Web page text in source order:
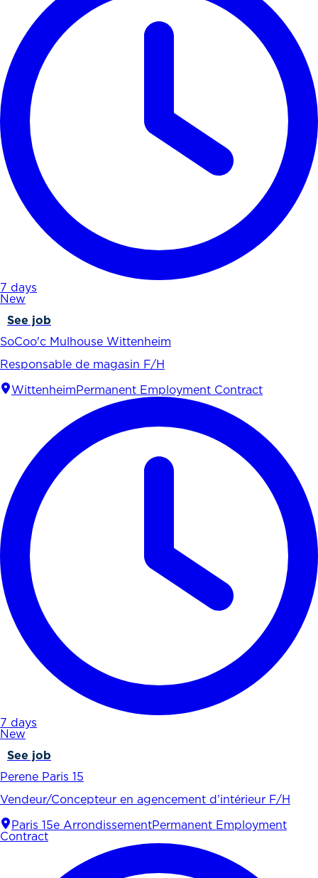
7 days
New
See job
SoCoo'c Mulhouse Wittenheim
Responsable de magasin F/H
Wittenheim Permanent Employment Contract
7 days
New
See job
Perene Paris 15
Vendeur/Concepteur en agencement d’intérieur F/H
Paris 15e ArrondissementPermanent Employment
Contract